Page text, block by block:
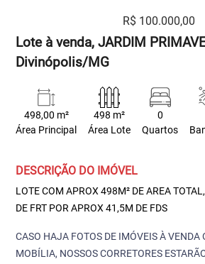
R$ 100.000,00
Lote à venda, JARDIM
Divinópolis/MG
498,00 m²
Área Principal
498 m²
Área Lote
0
Quartos
DESCRIÇÃO DO IMÓVEL
LOTE COM APROX 498M² DE AREA
DE FRT POR APROX 41,5M DE FDS
CASO HAJA FOTOS DE IMÓVEIS À VENDA
MOBÍLIA, NOSSOS CORRETORES